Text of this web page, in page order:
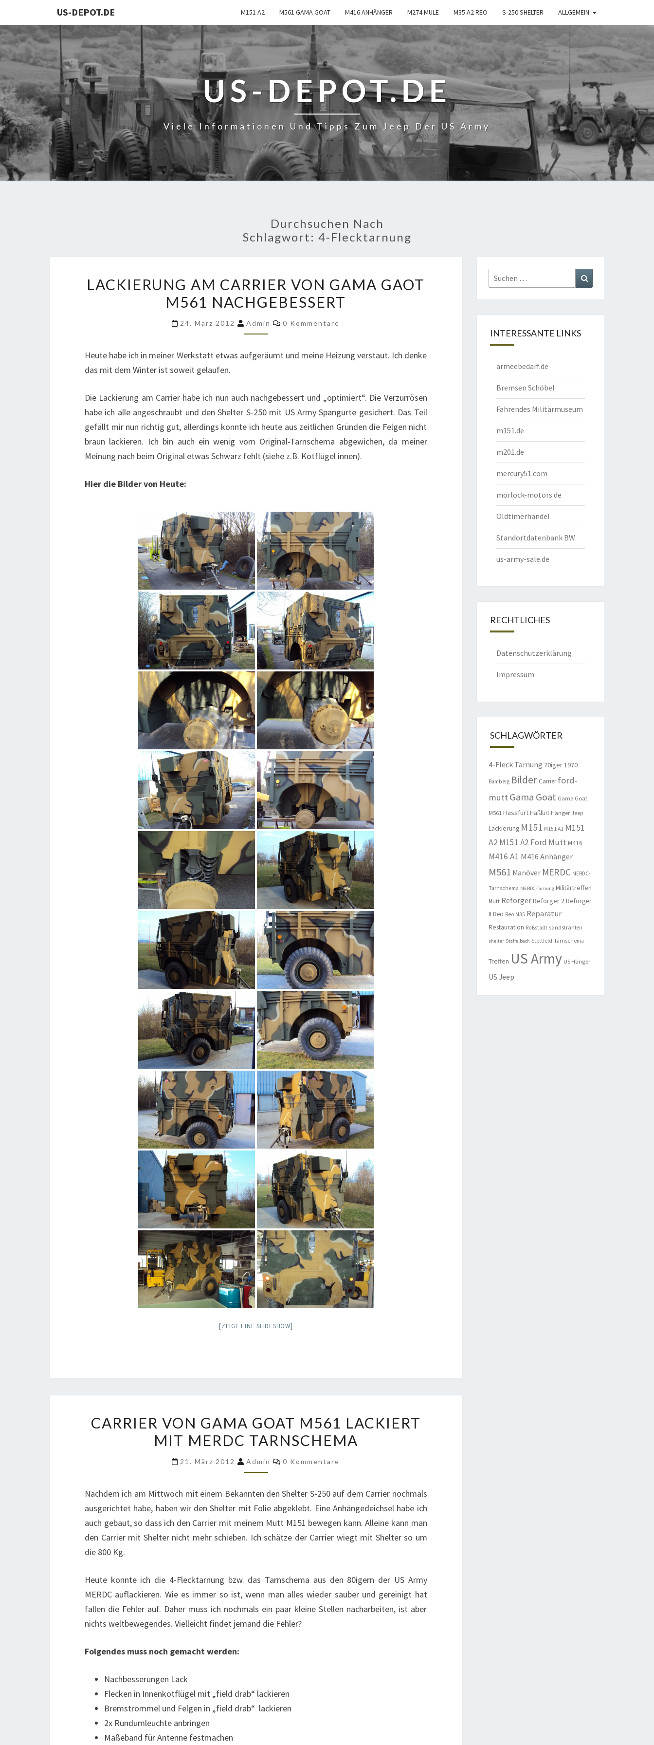
US-DEPOT.DE M151 A2 M561 GAMA GOAT M416 ANHÄNGER M274 MULE M35 A2 REO S-250 SHELTER ALLGEMEIN
US-DEPOT.DE
Viele Informationen Und Tipps Zum Jeep Der US Army
Durchsuchen Nach
Schlagwort: 4-Flecktarnung
AM
CARRIER
GAMA
M561
LACKIERUNG AM CARRIER VON GAMA GAOT
M561 NACHGEBESSERT
24. März 2012 Admin Kommentare
0 Kommentare
Heute habe ich in meiner Werkstatt etwas aufgeräumt und meine Heizung verstaut. Ich denke
das mit dem Winter ist soweit gelaufen.
Die Lackierung am Carrier habe ich nun auch nachgebessert und „optimiert“. Die Verzurrösen
habe ich alle angeschraubt und den Shelter S-250 mit US Army Spangurte gesichert. Das Teil
gefällt mir nun richtig gut, allerdings konnte ich heute aus zeitlichen Gründen die Felgen nicht
braun lackieren. Ich bin auch ein wenig vom Original-Tarnschema abgewichen, da meiner
Meinung nach beim Original etwas Schwarz fehlt (siehe z.B. Kotflügel innen).
Hier die Bilder von Heute:
[ZEIGE EINE SLIDESHOW]
VON
GAMA
M561
MIT
MERDC
TARNSCHEMA
CARRIER VON GAMA GOAT M561 LACKIERT
MIT MERDC TARNSCHEMA
21. März 2012 Admin Kommentare
0 Kommentare
Nachdem ich am Mittwoch mit einem Bekannten den Shelter S-250 auf dem Carrier nochmals
ausgerichtet habe, haben wir den Shelter mit Folie abgeklebt. Eine Anhängedeichsel habe ich
auch gebaut, so dass ich den Carrier mit meinem Mutt M151 bewegen kann. Alleine kann man
den Carrier mit Shelter nicht mehr schieben. Ich schätze der Carrier wiegt mit Shelter so um
die 800 Kg.
Heute konnte ich die 4-Flecktarnung bzw. das Tarnschema aus den 80igern der US Army
MERDC auflackieren. Wie es immer so ist, wenn man alles wieder sauber und gereinigt hat
fallen die Fehler auf. Daher muss ich nochmals ein paar kleine Stellen nacharbeiten, ist aber
nichts weltbewegendes. Vielleicht findet jemand die Fehler?
Folgendes muss noch gemacht werden:
Nachbesserungen Lack
Flecken in Innenkotflügel mit „field drab“ lackieren
Bremstrommel und Felgen in „field drab“ lackieren
2x Rundumleuchte anbringen
Maßeband für Antenne festmachen
Suchen
nach:
INTERESSANTE LINKS
armeebedarf.de
Bremsen Schöbel
Fahrendes Militärmuseum
m151.de
m201.de
mercury51.com
morlock-motors.de
Oldtimerhandel
Standortdatenbank BW
us-army-sale.de
RECHTLICHES
Datenschutzerklärung
Impressum
SCHLAGWÖRTER
4-Fleck Tarnung 70iger1970
Bamberg Bilder Carrier ford-
mutt Gama Goat Gama Goat
M561 Hassfurt Haßfurt Hänger Jeep
Lackierung M151 M151 A1 M151
A2 M151 A2 Ford Mutt M416
M416 A1 M416 Anhänger
M561 Manöver MERDC MERDC-
Tarnschema MERDC-Tarnung Militärtreffen
Mutt ReforgerReforger 2Reforger
II Reo Reo M35 Reparatur
Restauration Roßstadt sandstrahlen
shelter Staffelbach Stettfeld Tarnschema
Treffen US Army US Hänger
US Jeep